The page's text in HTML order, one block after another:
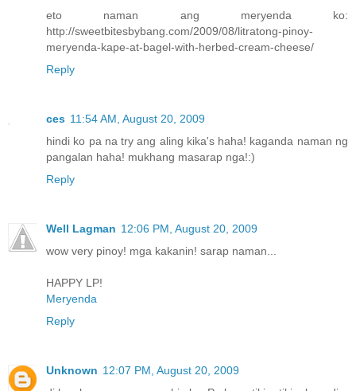
eto naman ang meryenda ko:
http://sweetbitesbybang.com/2009/08/litratong-pinoy-
meryenda-kape-at-bagel-with-herbed-cream-cheese/
Reply
ces 11:54 AM, August 20, 2009
hindi ko pa na try ang aling kika's haha! kaganda naman ng
pangalan haha! mukhang masarap nga!:)
Reply
Well Lagman 12:06 PM, August 20, 2009
wow very pinoy! mga kakanin! sarap naman...
HAPPY LP!
Meryenda
Reply
Unknown 12:07 PM, August 20, 2009